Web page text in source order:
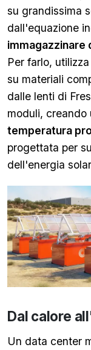
su grandissima
dall'equazione
Per farlo,
su materiali
dalle lenti di
moduli, creando
temperatura
progettata per
dell'energia
Dal calore
Un data center